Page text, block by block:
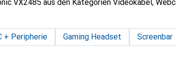
VX2485 aus den Kategorien Videokabel,
+ Peripherie Gaming Headset Screenbar